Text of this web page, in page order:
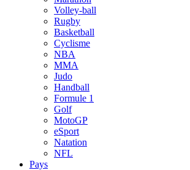
Volley-ball
Rugby
Basketball
Cyclisme
NBA
MMA
Judo
Handball
Formule 1
Golf
MotoGP
eSport
Natation
NFL
Pays